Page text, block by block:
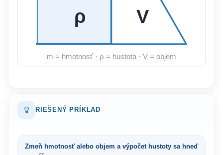
ρ V
m = hmotnosť · ρ = hustota · V = objem
RIEŠENÝ PRÍKLAD
Zmeň hmotnosť alebo objem a výpočet hustoty sa hneď